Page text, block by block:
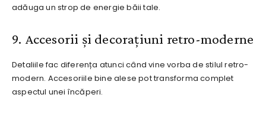
adăuga un strop de energie băii tale.
9. Accesorii și decorațiuni retro-moderne
Detaliile fac diferența atunci când vine vorba de stilul retro-
modern. Accesoriile bine alese pot transforma complet
aspectul unei încăperi.